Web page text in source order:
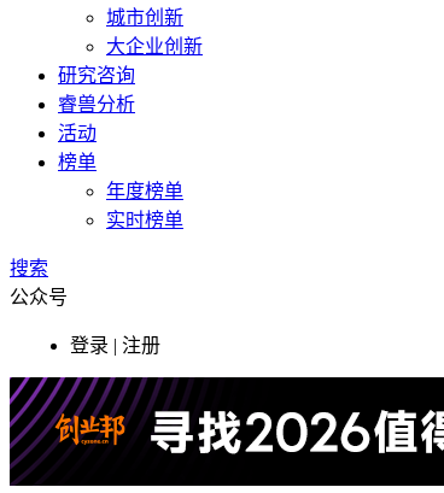
城市创新
大企业创新
研究咨询
睿兽分析
活动
榜单
年度榜单
实时榜单
搜索
公众号
登录 | 注册